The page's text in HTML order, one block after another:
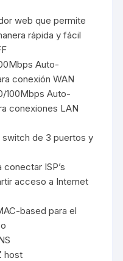
web que permite
rápida y fácil
Auto-
conexión WAN
100Mbps Auto-
conexiones LAN
switch de 3 puertos y
ISP’s
acceso a Internet
based para el
host